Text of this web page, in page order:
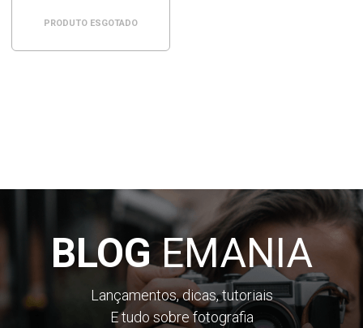
PRODUTO ESGOTADO
BLOGEMANIA
Lançamentos, dicas, tutoriais
E tudo sobre fotografia